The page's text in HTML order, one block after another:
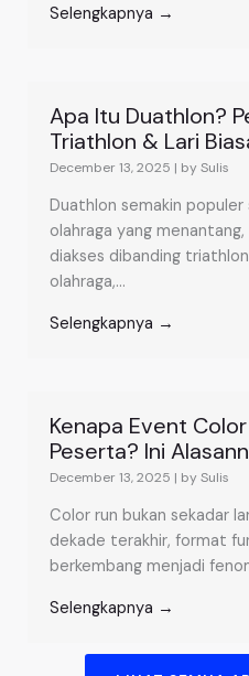
Selengkapnya →
Apa Itu Duathlon?
Triathlon & Lari
December 13, 2025 | by Sulis
Duathlon semakin
olahraga yang
diakses dibanding
olahraga,...
Selengkapnya →
Kenapa Event
Peserta? Ini
December 13, 2025 | by Sulis
Color run bukan sekadar
dekade terakhir, format
berkembang menjadi
Selengkapnya →